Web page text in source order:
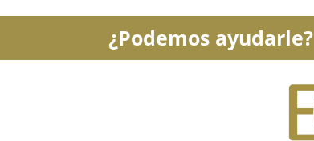
¿Podemos ayudarle?